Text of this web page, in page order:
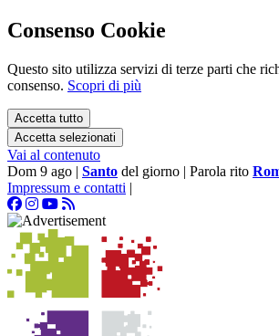
Consenso Cookie
Questo sito utilizza servizi di terze parti che
consenso. Scopri di più
Accetta tutto
Accetta selezionati
Vai al contenuto
Dom 9 ago | Santo del giorno | Parola rito
Impressum e contatti |